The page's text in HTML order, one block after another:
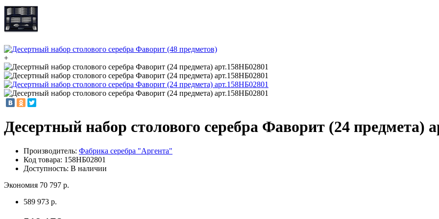
+
Десертный набор столового серебра Фаворит (24 предмета)
Производитель: Фабрика серебра "Аргента"
Код товара: 158НБ02801
Доступность: В наличии
Экономия 70 797 р.
589 973 р.